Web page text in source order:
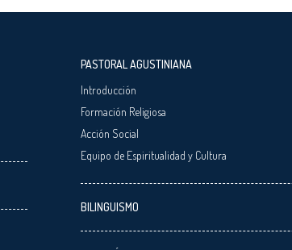
PASTORAL AGUSTINIANA
Introducción
Formación Religiosa
Acción Social
Equipo de Espiritualidad y Cultura
BILINGUISMO